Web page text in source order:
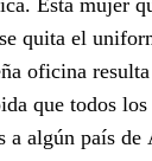
quita el
oficina
que todos los
a algún país